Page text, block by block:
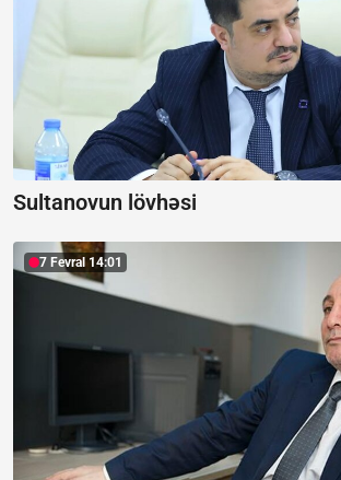
Sultanovun lövhəsi
7 Fevral 14:01